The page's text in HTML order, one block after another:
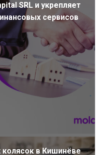
SRL и укрепляет
сервисов
в Кишинёве